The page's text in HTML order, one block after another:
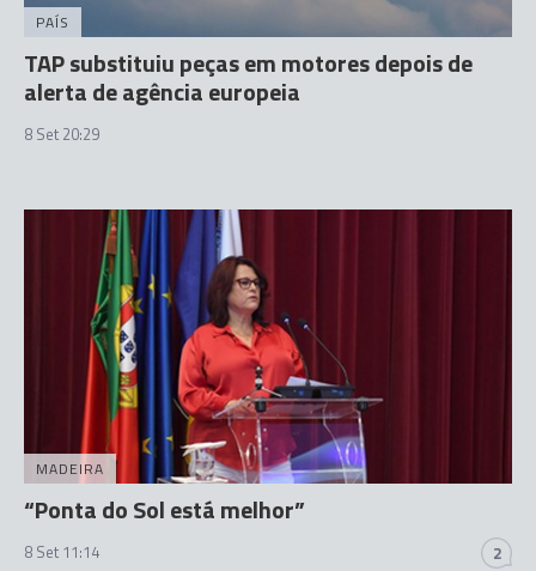
PAÍS
TAP substituiu peças em motores depois de
alerta de agência europeia
8 Set 20:29
MADEIRA
“Ponta do Sol está melhor”
8 Set 11:14 2